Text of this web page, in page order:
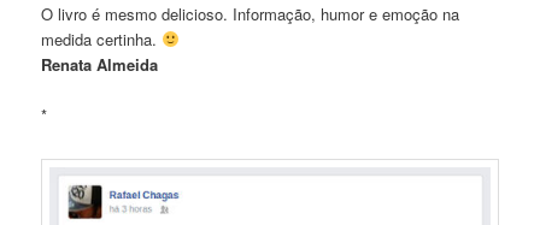
O livro é mesmo delicioso. Informação, humor e emoção na
medida certinha.
Renata Almeida
*